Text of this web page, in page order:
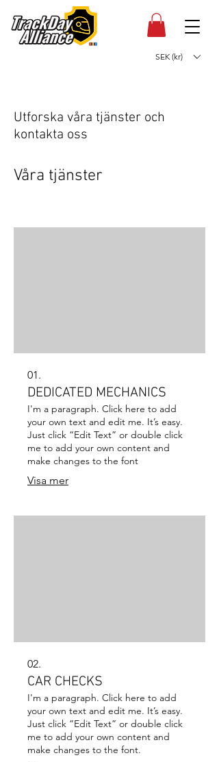
SEK (kr)
Utforska våra tjänster och
kontakta oss
Våra tjänster
01.
DEDICATED MECHANICS
I'm a paragraph. Click here to add
your own text and edit me. It’s easy.
Just click “Edit Text” or double click
me to add your own content and
make changes to the font
Visa mer
02.
CAR CHECKS
I'm a paragraph. Click here to add
your own text and edit me. It’s easy.
Just click “Edit Text” or double click
me to add your own content and
make changes to the font.